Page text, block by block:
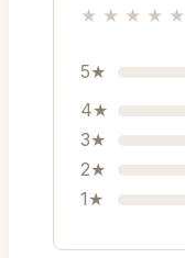
★ ★ ★ ★ ★
5★
4★
3★
2★
1★